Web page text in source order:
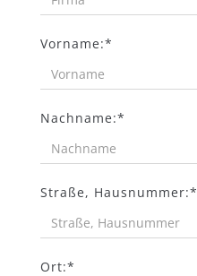
Vorname:*
Nachname:*
Straße, Hausnummer:*
Ort:*